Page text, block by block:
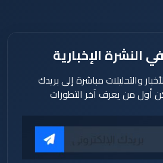
النشرة الإخبارية
والتحليلات مباشرة إلى بريدك
أول من يعرف آخر التطورات